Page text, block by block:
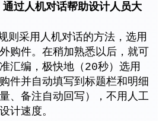
过人机对话帮助设计人员大
采用人机对话的方法，选用
购件。在稍加熟悉以后，就可
汇编，极快地（20秒）选用
件并自动填写到标题栏和明细
、备注自动回写），不用人工
计速度。